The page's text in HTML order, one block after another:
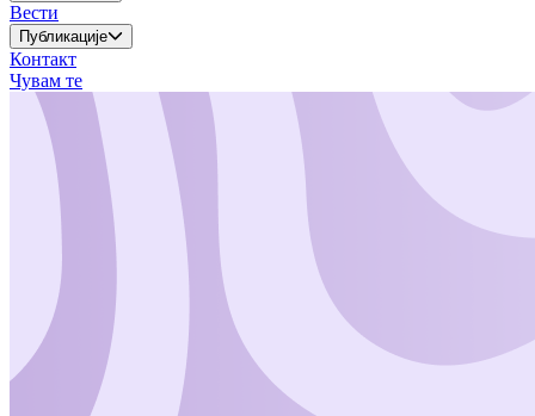
Вести
Публикације
Контакт
Чувам те